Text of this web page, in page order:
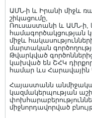
ԱՄՆ-ի և Իրանի միջև
շիկացումը,
Ռուսաստանի և ԱՄՆ-ի,
համագործակցության
միջև
մարտական
Թվարկված
կախված են ՇՀԿ
համար ևս Հարավային
Հայաստանն
կազմակերպության
միջնորդավորված